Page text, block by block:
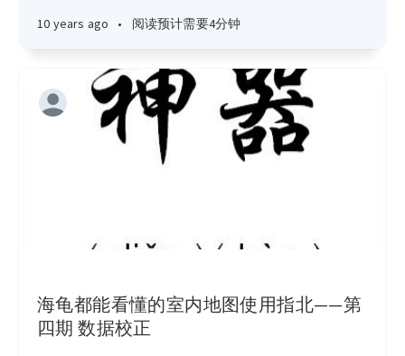
10 years ago • 阅读预计需要4分钟
海龟都能看懂的室内地图使用指北——第
四期 数据校正